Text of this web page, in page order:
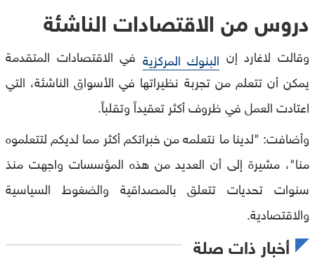
دروس من الاقتصادات الناشئة
وقالت لاغارد إن البنوك المركزية في الاقتصادات المتقدمة
يمكن أن تتعلم من تجربة نظيراتها في الأسواق الناشئة، التي
اعتادت العمل في ظروف أكثر تعقيداً وتقلباً.
وأضافت: "لدينا ما نتعلمه من خبراتكم أكثر مما لديكم لتتعلموه
منا"، مشيرة إلى أن العديد من هذه المؤسسات واجهت منذ
سنوات تحديات تتعلق بالمصداقية والضغوط السياسية
والاقتصادية.
أخبار ذات صلة